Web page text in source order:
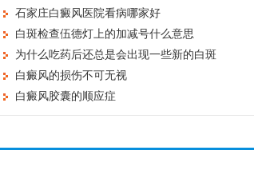
石家庄白癜风医院看病哪家好
白斑检查伍德灯上的加减号什么意思
为什么吃药后还总是会出现一些新的白斑
白癜风的损伤不可无视
白癜风胶囊的顺应症